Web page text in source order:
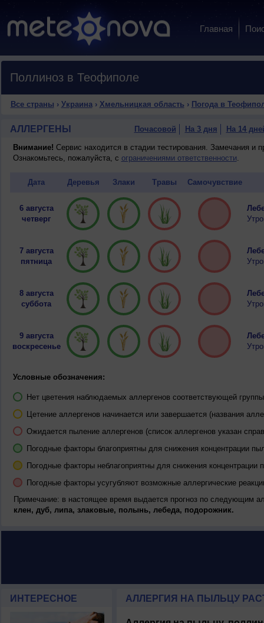
Главная
Поллиноз в Теофиполе
Все страны › Украина› Хмельницкая область › Погода в
АЛЛЕРГЕНЫ Почасовой На 3 дня На 14
Внимание! Сервис находится в стадии тестирования. Замечания и
Ознакомьтесь, пожалуйста, с ограничениями ответственности.
Дата Деревья Злаки Травы Самочувствие
6 августа
четверг
7 августа
пятница
8 августа
суббота
9 августа
воскресенье
Условные обозначения:
Нет цветения наблюдаемых аллергенов соответствующей
Цетение аллергенов начинается или завершается (названия
Ожидается пыление аллергенов (список аллергенов указан
Погодные факторы благоприятны для снижения концентрации
Погодные факторы неблагоприятны для снижения концентрации
Погодные факторы усугубляют возможные аллергические
Примечание: в настоящее время выдается прогноз по следующим
клен, дуб, липа, злаковые, полынь, лебеда, подорожник.
ИНТЕРЕСНОЕ АЛЛЕРГИЯ НА ПЫЛЬЦУ